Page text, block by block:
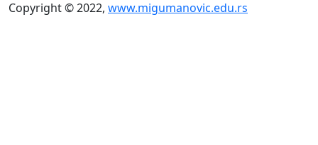
Copyright © 2022, www.migumanovic.edu.rs